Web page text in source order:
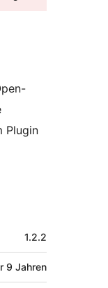
Plugin
1.2.2
9 Jahren